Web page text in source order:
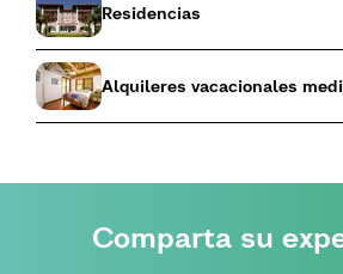
Residencias
Alquileres vacacionales
Comparta su